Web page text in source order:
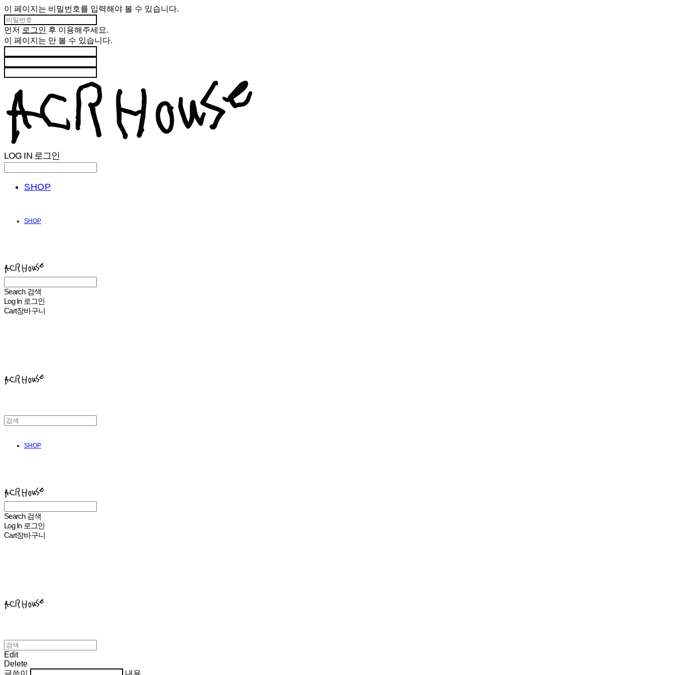
이 페이지는 비밀번호를 입력해야 볼 수 있습니다.
먼저 로그인 후 이용해주세요.
이 페이지는 만 볼 수 있습니다.
LOG IN 로그인
SHOP
SHOP
Search 검색
Log In 로그인
Cart장바구니
SHOP
Search 검색
Log In 로그인
Cart장바구니
Edit
Delete